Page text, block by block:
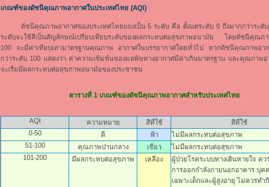
เกณฑ์ของดัชนีคุณภาพอากาศในประเทศไทย (AQI)
ดัชนีคุณภาพอากาศของประเทศไทยแบ่งเป็น 5 ระดับ คือ ตั้งแต่ระดับ 0 ถึงมากกว่าระดับ
ระดับจะใช้สีเป็นสัญลักษณ์เปรียบเทียบระดับของผลกระทบต่อสุขภาพอนามัย โดยดัชนีคุณภา
100 จะมีค่าเทียบเท่ามาตรฐานคุณภาพ อากาศในบรรยากาศโดยทั่วไป หากดัชนีคุณภาพอาก
กว่าระดับ 100 แสดงว่า ค่าความเข้มข้นของมลพิษทางอากาศมีค่าเกินมาตรฐาน และคุณภาพ
จะเริ่มมีผลกระทบต่อสุขภาพอนามัยของประชาชน
ตารางที่ 1 เกณฑ์ของดัชนีคุณภาพอากาศสำหรับประเทศไทย
AQI ความหมาย สีที่ใช้
สีที่ใช้
0-50
ดี ฟ้า
ไม่มีผลกระทบต่อสุขภาพ
51-100
คุณภาพปานกลาง เขียว
ไม่มีผลกระทบต่อสุขภาพ
101-200
มีผลกระทบต่อสุขภาพ เหลือง
ผู้ป่วยโรคระบบทางเดินหายใจ คว
การออกกำลังภายนอกอาคาร บุค
เฉพาะเด็กและผู้สูงอายุ ไม่ควรทำ